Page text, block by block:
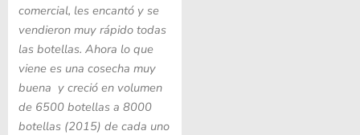
comercial, les encantó y se
vendieron muy rápido todas
las botellas. Ahora lo que
viene es una cosecha muy
buena y creció en volumen
de 6500 botellas a 8000
botellas (2015) de cada uno